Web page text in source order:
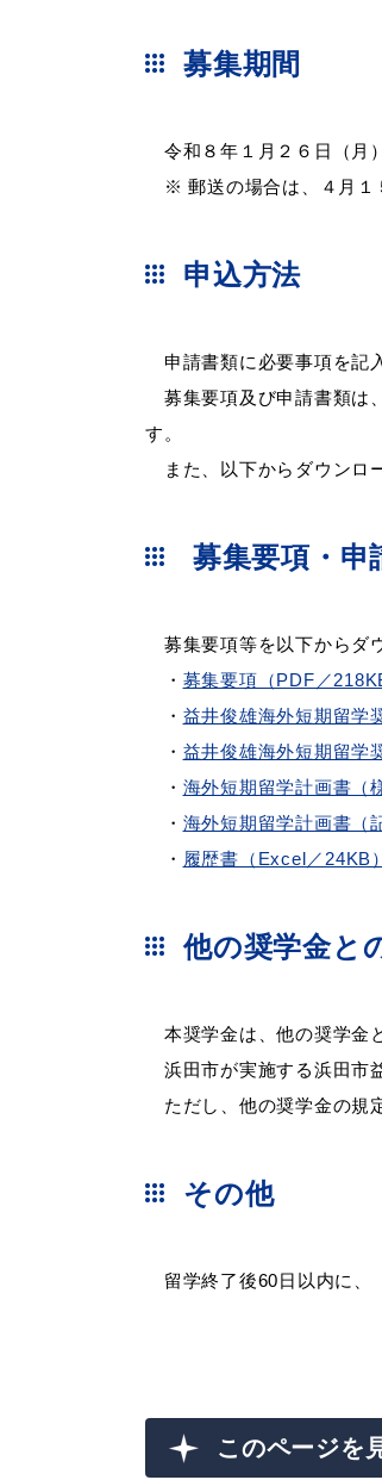
募集期間
令和８年１月２６日（月
※ 郵送の場合は、４月１
申込方法
申請書類に必要事項を記
募集要項及び申請書類は
す。
また、以下からダウンロ
募集要項・申
募集要項等を以下からダ
・ 募集要項（PDF／
・ 益井俊雄海外短期留学
・ 益井俊雄海外短期留学
・ 海外短期留学計画書（
・ 海外短期留学計画書（
・ 履歴書（Excel／24KB）
他の奨学金と
本奨学金は、他の奨学金
浜田市が実施する浜田市
ただし、他の奨学金の規
その他
留学終了後60日以内に、
このページを